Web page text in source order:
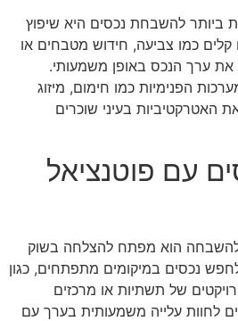
ביותר להשבחת נכסים היא שיפוץ
כמו צביעה, חידוש מטבחים או
את ערך הנכס באופן משמעותי.
הפנימיות כמו חימום, מיזוג
האטרקטיביות בעיני שוכרים
עם פוטנציאל
להשבחה הוא מפתח להצלחה בשוק
נכסים במיקומים מתפתחים, כגון
של תשתיות או מרכזים
לחוות עלייה משמעותית בערך עם